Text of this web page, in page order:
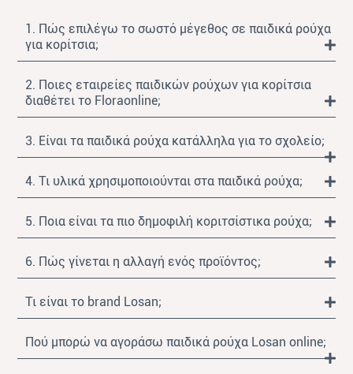
1. Πώς επιλέγω το σωστό μέγεθος σε παιδικά ρούχα
για κορίτσια;
2. Ποιες εταιρείες παιδικών ρούχων για κορίτσια
διαθέτει το Floraonline;
3. Είναι τα παιδικά ρούχα κατάλληλα για το σχολείο;
4. Τι υλικά χρησιμοποιούνται στα παιδικά ρούχα;
5. Ποια είναι τα πιο δημοφιλή κοριτσίστικα ρούχα;
6. Πώς γίνεται η αλλαγή ενός προϊόντος;
Τι είναι το brand Losan;
Πού μπορώ να αγοράσω παιδικά ρούχα Losan online;